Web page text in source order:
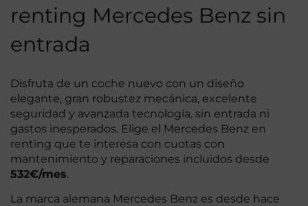
renting Mercedes Benz sin
entrada
Disfruta de un coche nuevo con un diseño
elegante, gran robustez mecánica, excelente
seguridad y avanzada tecnología, sin entrada ni
gastos inesperados. Elige el Mercedes Benz en
renting que te interesa con cuotas con
mantenimiento y reparaciones incluidos desde
532€/mes.
La marca alemana Mercedes Benz es desde hace